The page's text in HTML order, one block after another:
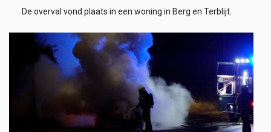
De overval vond plaats in een woning in Berg en Terblijt.